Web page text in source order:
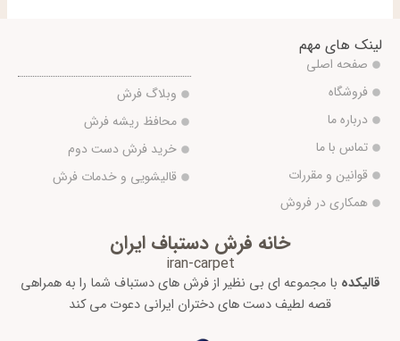
لینک های مهم
صفحه اصلی
فروشگاه
درباره ما
تماس با ما
قوانین و مقررات
همکاری در فروش
وبلاگ فرش
محافظ ریشه فرش
خرید فرش دست دوم
قالیشویی و خدمات فرش
خانه فرش دستباف ایران
iran-carpet
قالیکده با مجموعه ای بی نظیر از فرش های دستباف شما را به همراهی
قصه لطیف دست های دختران ایرانی دعوت می کند